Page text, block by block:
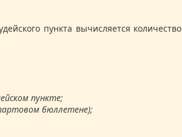
пункта вычисляется
пункте;
бюллетене);